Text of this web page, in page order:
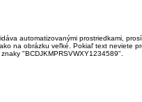
automatizovanými prostriedkami,
na obrázku veľké. Pokiaľ text neviete
"BCDJKMPRSVWXY1234589".